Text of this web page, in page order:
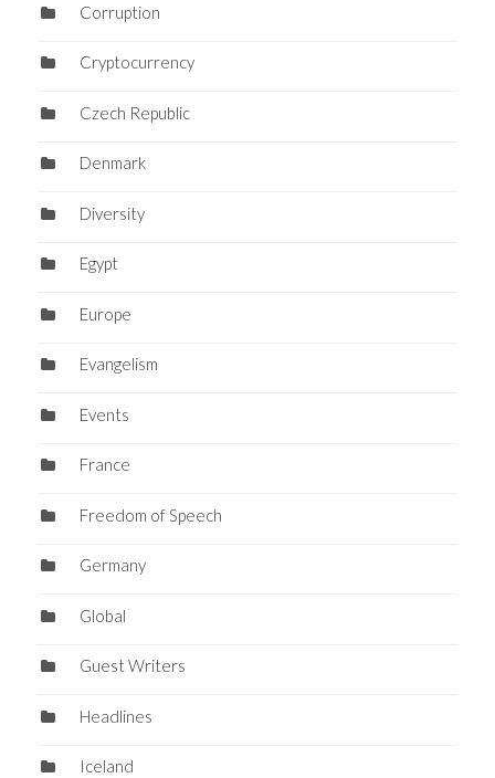
Corruption
Cryptocurrency
Czech Republic
Denmark
Diversity
Egypt
Europe
Evangelism
Events
France
Freedom of Speech
Germany
Global
Guest Writers
Headlines
Iceland